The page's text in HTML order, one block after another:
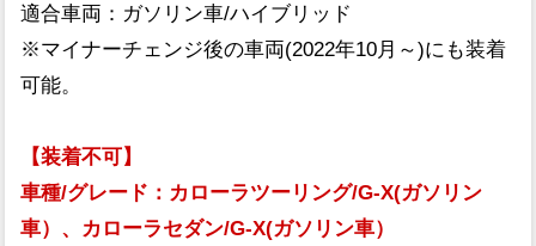
適合車両：ガソリン車/ハイブリッド
※マイナーチェンジ後の車両(2022年10月～)にも装着
可能。
【装着不可】
車種/グレード：カローラツーリング/G-X(ガソリン
車）、カローラセダン/G-X(ガソリン車）